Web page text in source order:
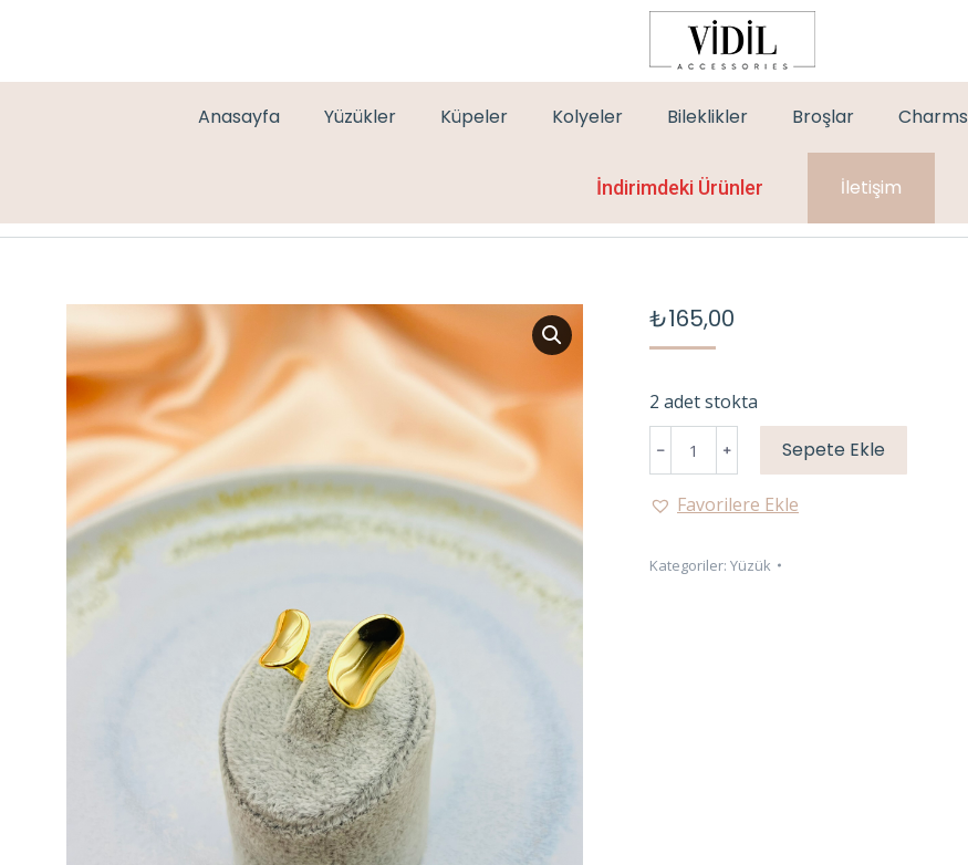
Anasayfa Yüzükler Küpeler Kolyeler Bileklikler Broşlar Charms
İndirimdeki Ürünler İletişim
₺165,00
2 adet stokta
PLAKA
YÜZÜK
Sepete Ekle
Favorilere Ekle
Kategoriler: Yüzük